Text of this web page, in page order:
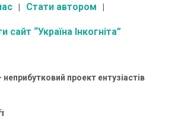
Стати автором
сайт “Україна Інкогніта”
неприбутковий проект ентузіастів